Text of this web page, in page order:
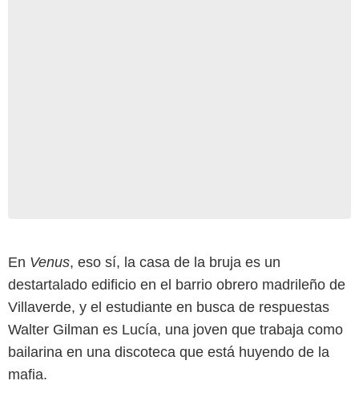
En Venus, eso sí, la casa de la bruja es un
destartalado edificio en el barrio obrero madrileño de
Villaverde, y el estudiante en busca de respuestas
Walter Gilman es Lucía, una joven que trabaja como
bailarina en una discoteca que está huyendo de la
mafia.